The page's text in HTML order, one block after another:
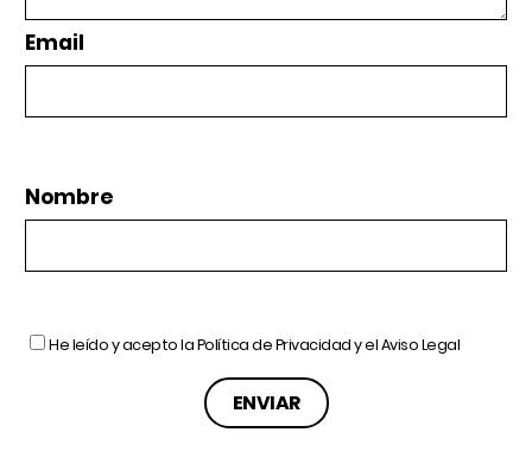
Email
Nombre
He leído y acepto laPolítica de Privacidady elAviso Legal